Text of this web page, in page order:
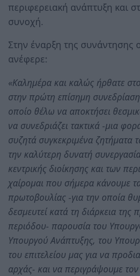
περιφερειακή ανάπτυξη και
συνοχή.
Στην έναρξη της
ανέφερε:
«Καλημέρα και καλώς ήρθατε
στην πρώτη επίσημη
οποίο θέλω να αποκτήσει
να συνεδριάζει τακτικά -μια
συζητά συγκεκριμένα ζητήματα
την καλύτερη δυνατή
κεντρικής διοίκησης και των
χαίρομαι που σήμερα κάνουμε
πρωτοβουλίας -για την οποία
δεσμευτεί κατά τη διάρκεια της
περιόδου- παρουσία του
Υπουργού Ανάπτυξης, του
του επιτελείου μας για να
αρχάς- και να περιγράψουμε